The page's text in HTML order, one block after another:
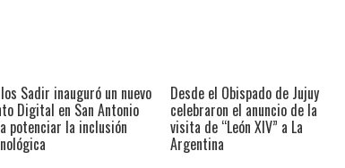
Sadir inauguró un nuevo
Digital en San Antonio
potenciar la inclusión
Desde el Obispado de Jujuy
celebraron el anuncio de la
visita de “León XIV” a La
Argentina